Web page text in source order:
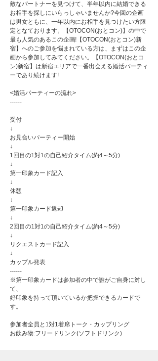
敵なパートナーを見つけて、半年以内に結婚できる
お相手を探しにいらっしゃいませんか?今回の企画
は男女ともに、一年以内にお相手を見つけたい方限
定となております。【OTOCON(おとコン)】の中で
最も人気のあるこの企画!【OTOCON(おとコン)新
宿】へのご参加を悩まれている方は、まずはこの企
画から参加してみてください。【OTOCON(おとコ
ン)新宿】は新宿エリアで一番出会える婚活パーティ
ーであり続けます!
<婚活パーティーの流れ>
------
受付
↓
お見合いパーティー開始
↓
1回目の1対1の自己紹介タイム(約4～5分)
↓
第一印象カード記入
↓
休憩
↓
第一印象カード返却
↓
2回目の1対1の自己紹介タイム(約4～5分)
↓
リクエストカード記入
↓
カップル発表
------
※第一印象カードは参加者の中で誰がご自身に対し
て、
好印象を持って頂いているか把握できるカードで
す。
参加者全員と1対1着席トーク・カップリング
お飲み物:フリードリンク(ソフトドリンク)